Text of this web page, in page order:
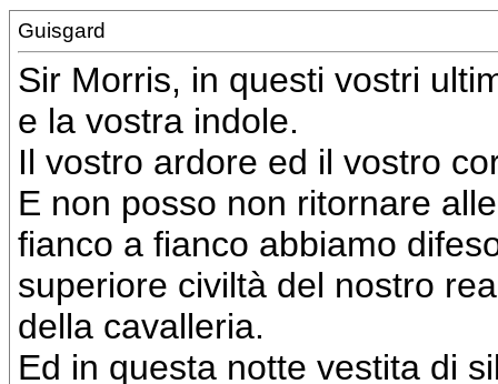
Guisgard
Sir Morris, in questi vostri
e la vostra indole.
Il vostro ardore ed il vostro
E non posso non ritornare
fianco a fianco abbiamo
superiore civiltà del nostro
della cavalleria.
Ed in questa notte vestita di